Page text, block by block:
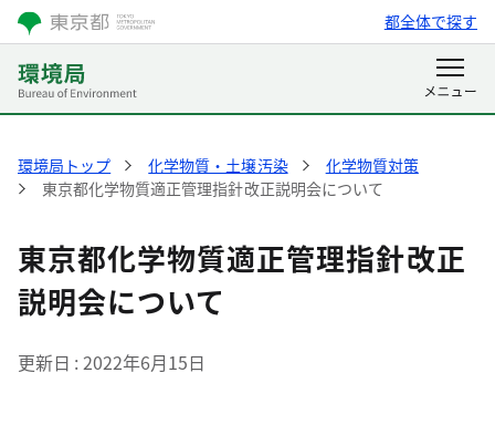
都全体で探す
環境局トップ 化学物質・土壌汚染
化学物質対策
東京都化学物質適正管理指針改正説明会について
東京都化学物質適正管理指針改正
説明会について
更新日 2022年6月15日